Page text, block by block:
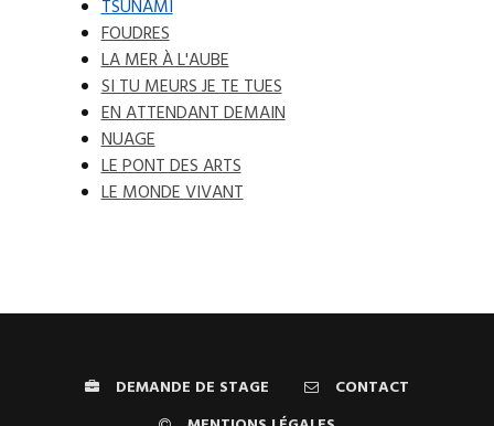
TSUNAMI
FOUDRES
LA MER À L'AUBE
SI TU MEURS JE TE TUES
EN ATTENDANT DEMAIN
NUAGE
LE PONT DES ARTS
LE MONDE VIVANT
DEMANDE DE STAGE
CONTACT